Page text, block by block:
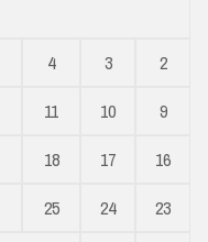
2
3
4
9
10
11
16
17
18
23
24
25